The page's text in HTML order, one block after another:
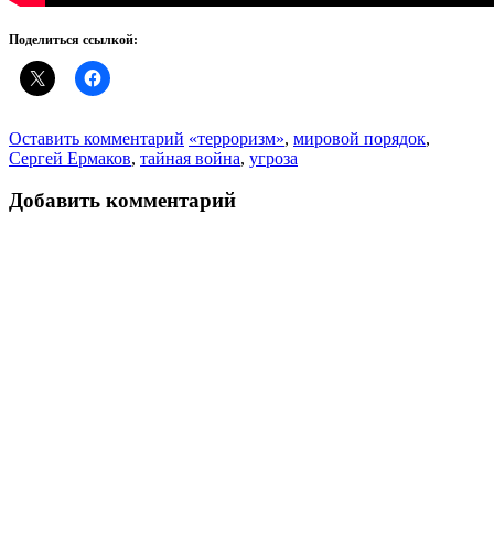
Поделиться ссылкой:
Оставить комментарий «терроризм», мировой порядок,
Сергей Ермаков, тайная война, угроза
Добавить комментарий